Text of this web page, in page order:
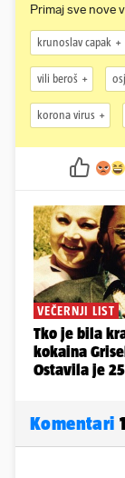
Primaj sve nove
krunoslav capak
vili beroš
korona virus
Komentari